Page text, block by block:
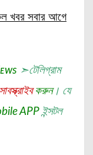
খবর সবার আগে
➣টেলিগ্রাম
করুন। যে
APPইন্সটল